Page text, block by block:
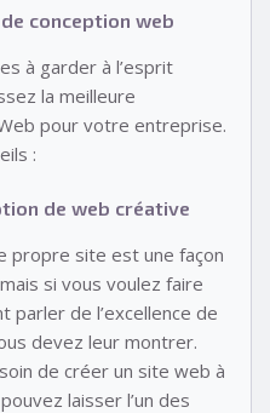
conception web
à garder à l’esprit
la meilleure
pour votre entreprise.
:
de web créative
propre site est une façon
si vous voulez faire
parler de l’excellence de
devez leur montrer.
de créer un site web à
laisser l’un des